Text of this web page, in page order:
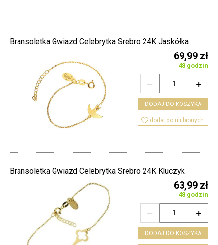
Bransoletka Gwiazd Celebrytka Srebro 24K Jaskółka
69,99 zł
48 godzin


DODAJ DO KOSZYKA
 dodaj do ulubionych
Bransoletka Gwiazd Celebrytka Srebro 24K Kluczyk
63,99 zł
48 godzin


DODAJ DO KOSZYKA